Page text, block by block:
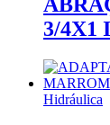
3/4X1
Hidráulica